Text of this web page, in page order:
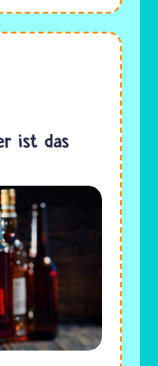
ist das